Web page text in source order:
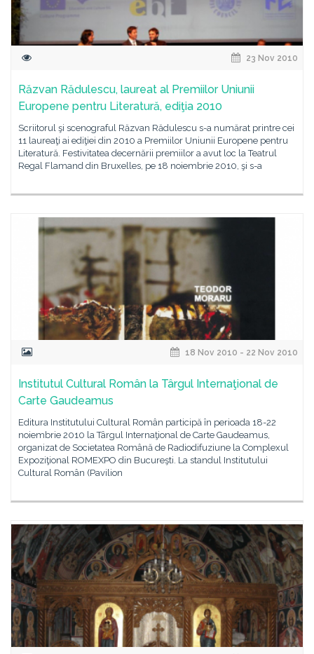
23 Nov 2010
Răzvan Rădulescu, laureat al Premiilor Uniunii
Europene pentru Literatură, ediţia 2010
Scriitorul şi scenograful Răzvan Rădulescu s-a numărat printre cei
11 laureaţi ai ediţiei din 2010 a Premiilor Uniunii Europene pentru
Literatură. Festivitatea decernării premiilor a avut loc la Teatrul
Regal Flamand din Bruxelles, pe 18 noiembrie 2010, şi s-a
18 Nov 2010 - 22 Nov 2010
Institutul Cultural Român la Târgul Internaţional de
Carte Gaudeamus
Editura Institutului Cultural Român participă în perioada 18-22
noiembrie 2010 la Târgul Internaţional de Carte Gaudeamus,
organizat de Societatea Română de Radiodifuziune la Complexul
Expoziţional ROMEXPO din Bucureşti. La standul Institutului
Cultural Român (Pavilion